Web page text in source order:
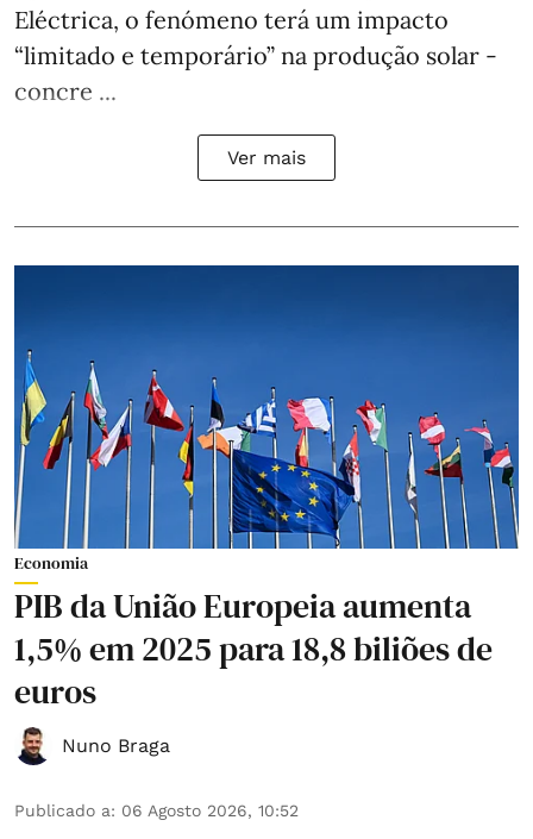
Eléctrica, o fenómeno terá um impacto
“limitado e temporário” na produção solar -
concre ...
Ver mais
Economia
PIB da União Europeia aumenta
1,5% em 2025 para 18,8 biliões de
euros
Nuno Braga
Publicado a: 06 Agosto 2026, 10:52